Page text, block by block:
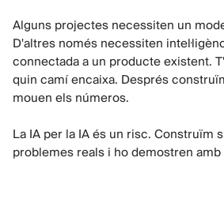
Alguns projectes necessiten un
D'altres només necessiten
connectada a un producte existent.
quin camí encaixa. Després
mouen els números.
La IA per la IA és un risc. Construïm
problemes reals i ho demostren